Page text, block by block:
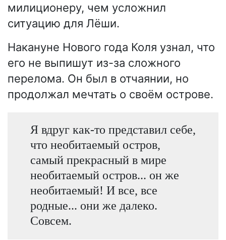
милиционеру, чем усложнил
ситуацию для Лёши.
Накануне Нового года Коля узнал, что
его не выпишут из-за сложного
перелома. Он был в отчаянии, но
продолжал мечтать о своём острове.
Я вдруг как-то представил себе,
что необитаемый остров,
самый прекрасный в мире
необитаемый остров... он же
необитаемый! И все, все
родные... они же далеко.
Совсем.